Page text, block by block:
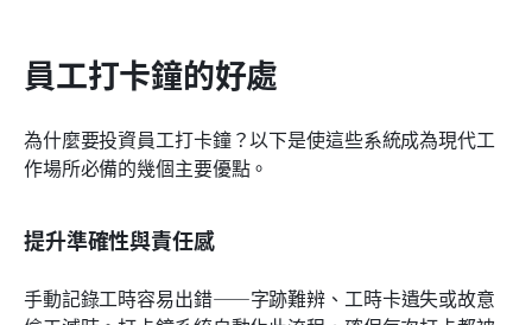
員工打卡鐘的好處
為什麼要投資員工打卡鐘？以下是使這些系統成為現代工
作場所必備的幾個主要優點。
提升準確性與責任感
手動記錄工時容易出錯——字跡難辨、工時卡遺失或故意